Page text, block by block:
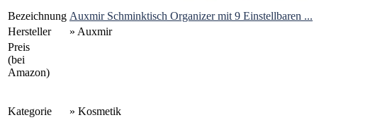
Bezeichnung Auxmir Schminktisch Organizer mit 9 Einstellbaren ...
Hersteller
» Auxmir
Preis
(bei
Amazon)
Kategorie » Kosmetik